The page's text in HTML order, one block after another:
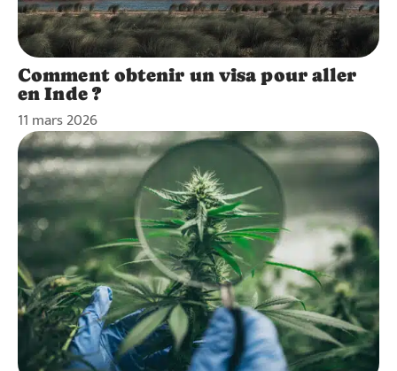
Comment obtenir un visa pour aller
en Inde ?
11 mars 2026